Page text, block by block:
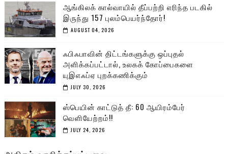
ஆங்கிலக் கால்வாயில் தீப்பற்றி எரிந்த படகில்
இருந்து 157 புலம்பெயர்ந்தோர்!
AUGUST 04, 2026
ஃபிஃபாவின் திட்டங்களுக்கு ஒப்புதல்
அளிக்கப்பட்டால், உலகக் கோப்பைகளை
யுஇஎஃப்ஏ புறக்கணிக்கும்
JULY 30, 2026
ஸ்பெயின் காட்டுத் தீ: 60 ஆயிரம்பேர்
வெளியேற்றம்!!
JULY 24, 2026